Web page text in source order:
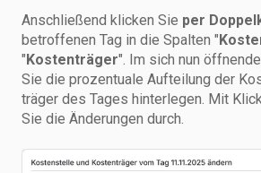
Anschließend klicken Sie per
betroffenen Tag in die Spalten "
"Kostenträger". Im sich nun
Sie die prozentuale Aufteilung der
träger des Tages hinterlegen. Mit
Sie die Änderungen durch.